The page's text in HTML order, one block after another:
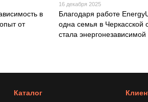
в
от
16 декабря 2025
Благодаря работе
одна семья в Черкасской
стала энергонезависимой
Каталог